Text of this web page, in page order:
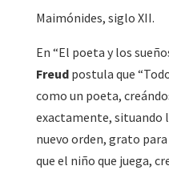
Maimónides, siglo XII.
En “El poeta y los
Freudpostula que
como un poeta,
exactamente, situando
nuevo orden, grato
que el niño que juega,